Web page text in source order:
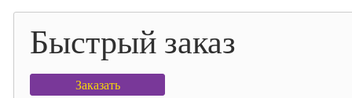
Быстрый заказ
Заказать